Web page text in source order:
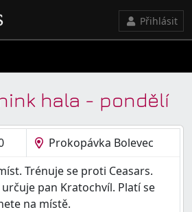
Přihlásit
hala - pondělí
Prokopávka Bolevec
Trénuje se proti Ceasars.
pan Kratochvíl. Platí se
na místě.